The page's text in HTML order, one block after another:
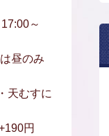
～
昼のみ
天むすに
円